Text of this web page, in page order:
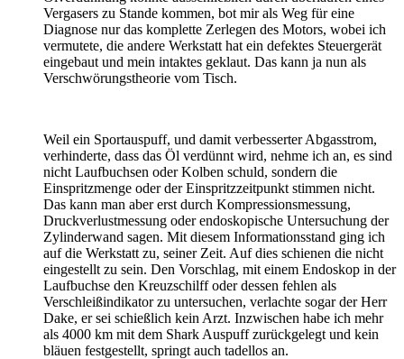
Vergasers zu Stande kommen, bot mir als Weg für eine
Diagnose nur das komplette Zerlegen des Motors, wobei ich
vermutete, die andere Werkstatt hat ein defektes Steuergerät
eingebaut und mein intaktes geklaut. Das kann ja nun als
Verschwörungstheorie vom Tisch.
Weil ein Sportauspuff, und damit verbesserter Abgasstrom,
verhinderte, dass das Öl verdünnt wird, nehme ich an, es sind
nicht Laufbuchsen oder Kolben schuld, sondern die
Einspritzmenge oder der Einspritzzeitpunkt stimmen nicht.
Das kann man aber erst durch Kompressionsmessung,
Druckverlustmessung oder endoskopische Untersuchung der
Zylinderwand sagen. Mit diesem Informationsstand ging ich
auf die Werkstatt zu, seiner Zeit. Auf dies schienen die nicht
eingestellt zu sein. Den Vorschlag, mit einem Endoskop in der
Laufbuchse den Kreuzschilff oder dessen fehlen als
Verschleißindikator zu untersuchen, verlachte sogar der Herr
Dake, er sei schießlich kein Arzt. Inzwischen habe ich mehr
als 4000 km mit dem Shark Auspuff zurückgelegt und kein
bläuen festgestellt, springt auch tadellos an.